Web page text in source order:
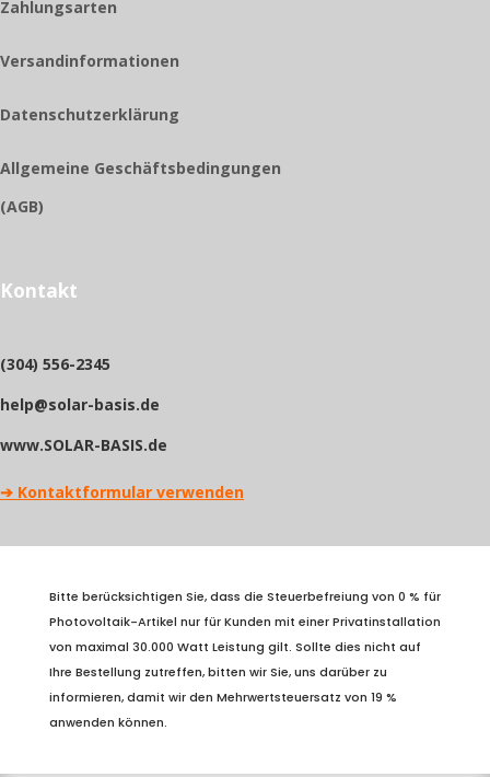
Zahlungsarten
Versandinformationen
Datenschutzerklärung
Allgemeine Geschäftsbedingungen
(AGB)
Kontakt
(304) 556-2345
help@solar-basis.de
www.SOLAR-BASIS.de
➔ Kontaktformular verwenden
Bitte berücksichtigen Sie, dass die Steuerbefreiung von 0 % für
Photovoltaik-Artikel nur für Kunden mit einer Privatinstallation
von maximal 30.000 Watt Leistung gilt. Sollte dies nicht auf
Ihre Bestellung zutreffen, bitten wir Sie, uns darüber zu
informieren, damit wir den Mehrwertsteuersatz von 19 %
anwenden können.